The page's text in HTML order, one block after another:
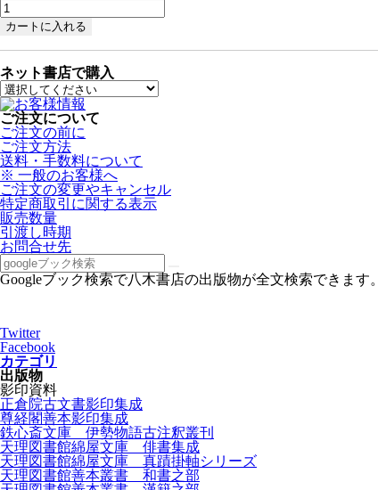
ネット書店で購入
ご注文について
ご注文の前に
ご注文方法
送料・手数料について
※ 一般のお客様へ
ご注文の変更やキャンセル
特定商取引に関する表示
販売数量
引渡し時期
お問合せ先
Googleブック検索で八木書店の出版物が全文検索できます。
Twitter
Facebook
カテゴリ
出版物
影印資料
正倉院古文書影印集成
尊経閣善本影印集成
鉄心斎文庫 伊勢物語古注釈叢刊
天理図書館綿屋文庫 俳書集成
天理図書館綿屋文庫 真蹟掛軸シリーズ
天理図書館善本叢書 和書之部